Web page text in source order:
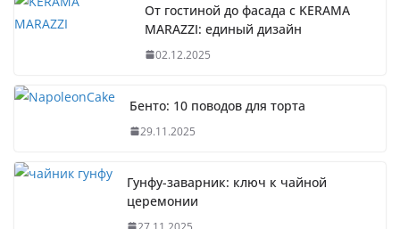
От гостиной до фасада с KERAMA
MARAZZI: единый дизайн
02.12.2025
Бенто: 10 поводов для торта
29.11.2025
Гунфу-заварник: ключ к чайной
церемонии